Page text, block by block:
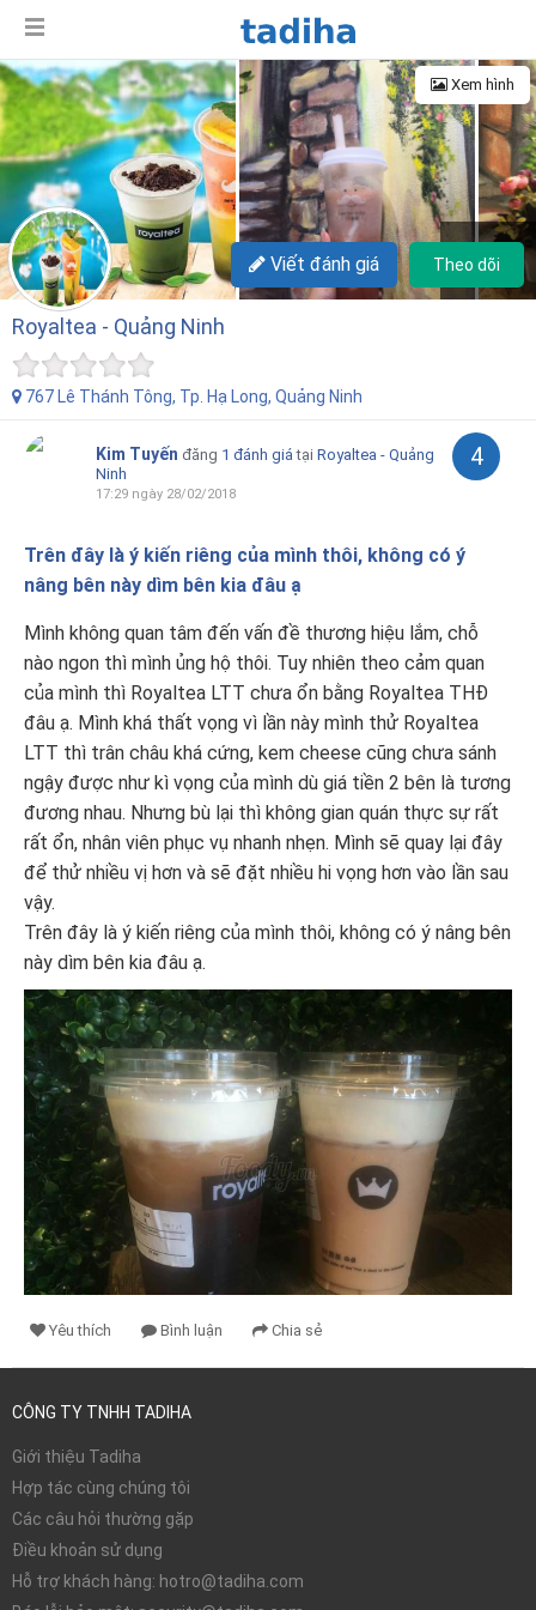
Xem hình
+7
Theo dõi
Viết đánh giá
Royaltea - Quảng Ninh
767 Lê Thánh Tông, Tp. Hạ Long, Quảng Ninh
Kim Tuyến đăng 1 đánh giá tại Royaltea - Quảng
Ninh
17:29 ngày 28/02/2018
4
Trên đây là ý kiến riêng của mình thôi, không có ý
nâng bên này dìm bên kia đâu ạ
Mình không quan tâm đến vấn đề thương hiệu lắm, chỗ
nào ngon thì mình ủng hộ thôi. Tuy nhiên theo cảm quan
của mình thì Royaltea LTT chưa ổn bằng Royaltea THĐ
đâu ạ. Mình khá thất vọng vì lần này mình thử Royaltea
LTT thì trân châu khá cứng, kem cheese cũng chưa sánh
ngậy được như kì vọng của mình dù giá tiền 2 bên là tương
đương nhau. Nhưng bù lại thì không gian quán thực sự rất
rất ổn, nhân viên phục vụ nhanh nhẹn. Mình sẽ quay lại đây
để thử nhiều vị hơn và sẽ đặt nhiều hi vọng hơn vào lần sau
vậy.
Trên đây là ý kiến riêng của mình thôi, không có ý nâng bên
này dìm bên kia đâu ạ.
Yêu thích Bình luận Chia sẻ
CÔNG TY TNHH TADIHA
Giới thiệu Tadiha
Hợp tác cùng chúng tôi
Các câu hỏi thường gặp
Điều khoản sử dụng
Hỗ trợ khách hàng: hotro@tadiha.com